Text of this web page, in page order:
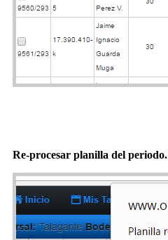
Re-procesar planilla del periodo.